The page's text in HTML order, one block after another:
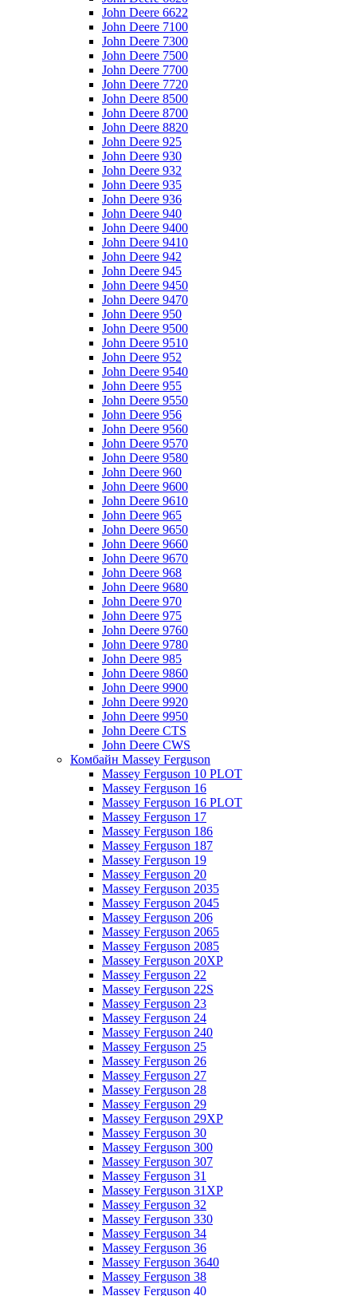
John Deere 6622
John Deere 7100
John Deere 7300
John Deere 7500
John Deere 7700
John Deere 7720
John Deere 8500
John Deere 8700
John Deere 8820
John Deere 925
John Deere 930
John Deere 932
John Deere 935
John Deere 936
John Deere 940
John Deere 9400
John Deere 9410
John Deere 942
John Deere 945
John Deere 9450
John Deere 9470
John Deere 950
John Deere 9500
John Deere 9510
John Deere 952
John Deere 9540
John Deere 955
John Deere 9550
John Deere 956
John Deere 9560
John Deere 9570
John Deere 9580
John Deere 960
John Deere 9600
John Deere 9610
John Deere 965
John Deere 9650
John Deere 9660
John Deere 9670
John Deere 968
John Deere 9680
John Deere 970
John Deere 975
John Deere 9760
John Deere 9780
John Deere 985
John Deere 9860
John Deere 9900
John Deere 9920
John Deere 9950
John Deere CTS
John Deere CWS
Комбайн Massey Ferguson
Massey Ferguson 10 PLOT
Massey Ferguson 16
Massey Ferguson 16 PLOT
Massey Ferguson 17
Massey Ferguson 186
Massey Ferguson 187
Massey Ferguson 19
Massey Ferguson 20
Massey Ferguson 2035
Massey Ferguson 2045
Massey Ferguson 206
Massey Ferguson 2065
Massey Ferguson 2085
Massey Ferguson 20XP
Massey Ferguson 22
Massey Ferguson 22S
Massey Ferguson 23
Massey Ferguson 24
Massey Ferguson 240
Massey Ferguson 25
Massey Ferguson 26
Massey Ferguson 27
Massey Ferguson 28
Massey Ferguson 29
Massey Ferguson 29XP
Massey Ferguson 30
Massey Ferguson 300
Massey Ferguson 307
Massey Ferguson 31
Massey Ferguson 31XP
Massey Ferguson 32
Massey Ferguson 330
Massey Ferguson 34
Massey Ferguson 36
Massey Ferguson 3640
Massey Ferguson 38
Massey Ferguson 40